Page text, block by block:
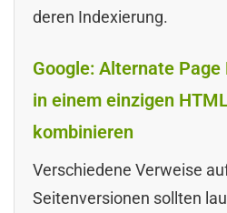
deren Indexierung.
Google: Alternate
in einem einzigen
kombinieren
Verschiedene Verweise
Seitenversionen sollten